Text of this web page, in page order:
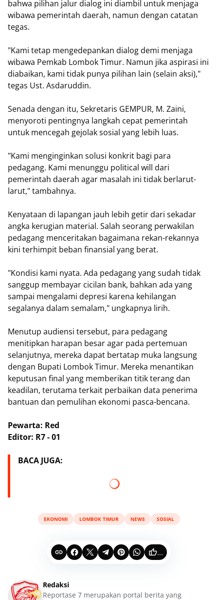
bahwa pilihan jalur dialog ini diambil untuk menjaga
wibawa pemerintah daerah, namun dengan catatan
tegas.
"Kami tetap mengedepankan dialog demi menjaga
wibawa Pemkab Lombok Timur. Namun jika aspirasi ini
diabaikan, kami tidak punya pilihan lain (selain aksi),"
tegas Ust. Asdaruddin.
Senada dengan itu, Sekretaris GEMPUR, M. Zaini,
menyoroti pentingnya langkah cepat pemerintah
untuk mencegah gejolak sosial yang lebih luas.
"Kami menginginkan solusi konkrit bagi para
pedagang. Kami menunggu political will dari
pemerintah daerah agar masalah ini tidak berlarut-
larut," tambahnya.
Kenyataan di lapangan jauh lebih getir dari sekadar
angka kerugian material. Salah seorang perwakilan
pedagang menceritakan bagaimana rekan-rekannya
kini terhimpit beban finansial yang berat.
"Kondisi kami nyata. Ada pedagang yang sudah tidak
sanggup membayar cicilan bank, bahkan ada yang
sampai mengalami depresi karena kehilangan
segalanya dalam semalam," ungkapnya lirih.
Menutup audiensi tersebut, para pedagang
menitipkan harapan besar agar pada pertemuan
selanjutnya, mereka dapat bertatap muka langsung
dengan Bupati Lombok Timur. Mereka menantikan
keputusan final yang memberikan titik terang dan
keadilan, terutama terkait perbaikan data penerima
bantuan dan pemulihan ekonomi pasca-bencana.
Pewarta: Red
Editor: R7 - 01
BACA JUGA:
EKONOMI LOMBOK TIMUR NEWS SOSIAL
...
Redaksi
Reportase 7 merupakan portal berita yang